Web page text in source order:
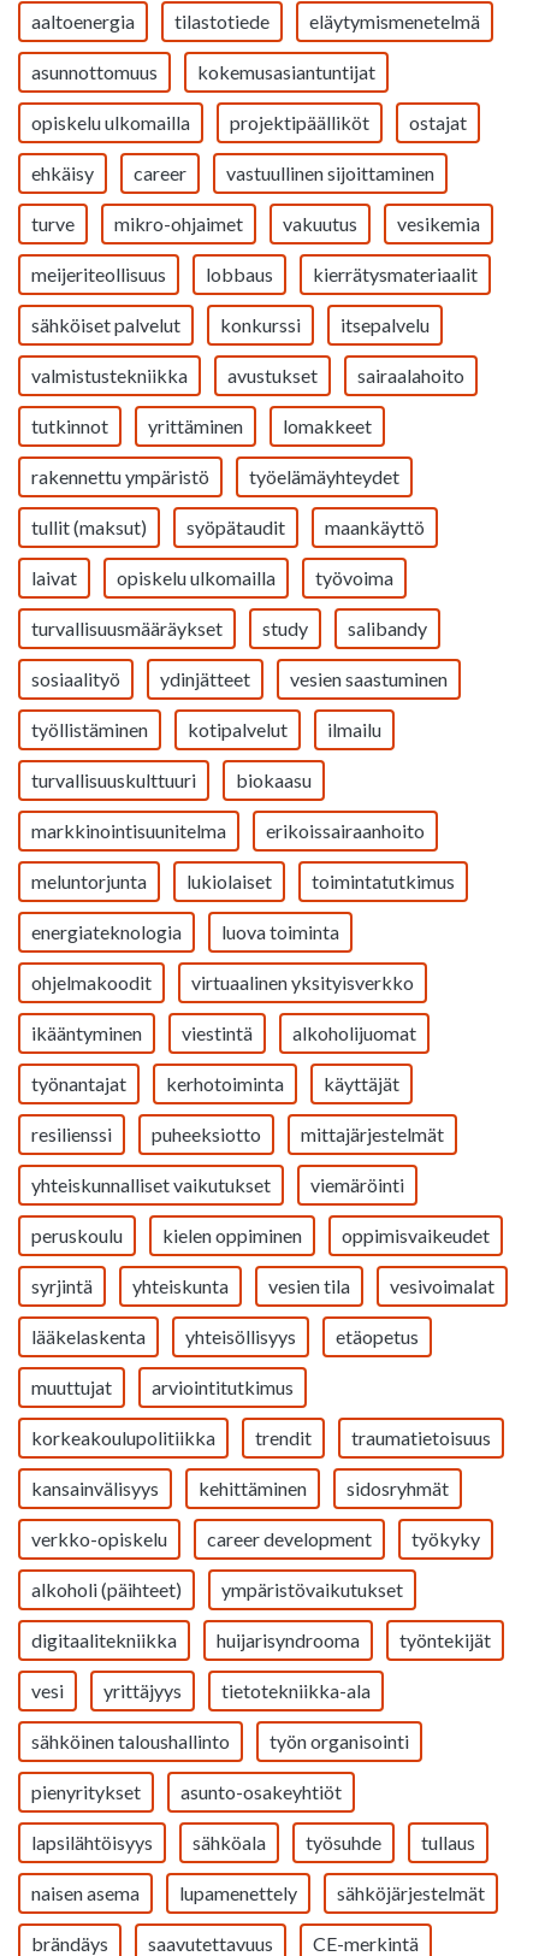
aaltoenergia tilastotiede eläytymismenetelmä
asunnottomuus kokemusasiantuntijat
opiskelu ulkomailla projektipäälliköt ostajat
ehkäisy career vastuullinen sijoittaminen
turve mikro-ohjaimet vakuutus vesikemia
meijeriteollisuus lobbaus kierrätysmateriaalit
sähköiset palvelut konkurssi itsepalvelu
valmistustekniikka avustukset sairaalahoito
tutkinnot yrittäminen lomakkeet
rakennettu ympäristö työelämäyhteydet
tullit (maksut) syöpätaudit maankäyttö
laivat opiskelu ulkomailla työvoima
turvallisuusmääräykset study salibandy
sosiaalityö ydinjätteet vesien saastuminen
työllistäminen kotipalvelut ilmailu
turvallisuuskulttuuri biokaasu
markkinointisuunitelma erikoissairaanhoito
meluntorjunta lukiolaiset toimintatutkimus
energiateknologia luova toiminta
ohjelmakoodit virtuaalinen yksityisverkko
ikääntyminen viestintä alkoholijuomat
työnantajat kerhotoiminta käyttäjät
resilienssi puheeksiotto mittajärjestelmät
yhteiskunnalliset vaikutukset viemäröinti
peruskoulu kielen oppiminen oppimisvaikeudet
syrjintä yhteiskunta vesien tila vesivoimalat
lääkelaskenta yhteisöllisyys etäopetus
muuttujat arviointitutkimus
korkeakoulupolitiikka trendit traumatietoisuus
kansainvälisyys kehittäminen sidosryhmät
verkko-opiskelu career development työkyky
alkoholi (päihteet) ympäristövaikutukset
digitaalitekniikka huijarisyndrooma työntekijät
vesi yrittäjyys tietotekniikka-ala
sähköinen taloushallinto työn organisointi
pienyritykset asunto-osakeyhtiöt
lapsilähtöisyys sähköala työsuhde tullaus
naisen asema lupamenettely sähköjärjestelmät
brändäys saavutettavuus CE-merkintä